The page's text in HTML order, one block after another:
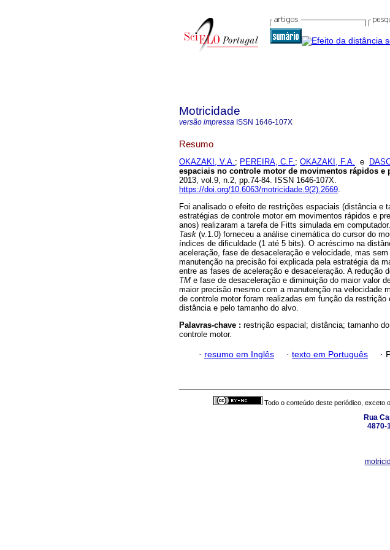
Motricidade
versão impressa ISSN 1646-107X
Resumo
OKAZAKI, V.A.; PEREIRA, C.F.; OKAZAKI, F.A. e
espaciais no controle motor de movimentos rápidos e
2013, vol.9, n.2, pp.74-84. ISSN 1646-107X.
https://doi.org/10.6063/motricidade.9(2).2669.
Foi analisado o efeito de restrições espaciais (distância e
estratégias de controle motor em movimentos rápidos e
anos) realizaram a tarefa de Fitts simulada em
Task (v.1.0) forneceu a análise cinemática do cursor do
índices de dificuldade (1 até 5 bits). O acréscimo na
aceleração, fase de desaceleração e velocidade, mas
manutenção na precisão foi explicada pela estratégia da
entre as fases de aceleração e desaceleração. A redução
TM e fase de desaceleração e diminuição do maior valor
maior precisão mesmo com a manutenção na velocidade
de controle motor foram realizadas em função da restrição
distância e pelo tamanho do alvo.
Palavras-chave : restrição espacial; distância; tamanho
controle motor.
· resumo em Inglês · texto em Português ·
Todo o conteúdo deste periódico, exceto
Rua
4870-